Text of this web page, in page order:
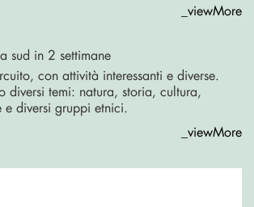
_viewMore
sud in 2 settimane
con attività interessanti e diverse.
diversi temi: natura, storia, cultura,
e diversi gruppi etnici.
_viewMore